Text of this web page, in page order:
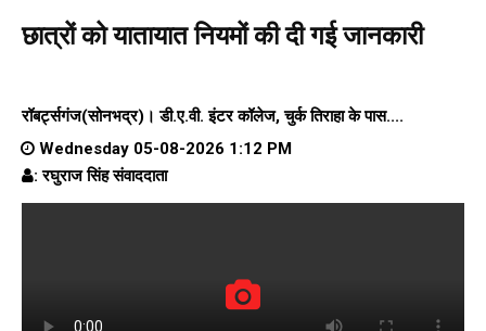
छात्रों को यातायात नियमों की दी गई जानकारी
रॉबर्ट्सगंज(सोनभद्र)। डी.ए.वी. इंटर कॉलेज, चुर्क तिराहा के पास....
Wednesday 05-08-2026 1:12 PM
: रघुराज सिंह संवाददाता